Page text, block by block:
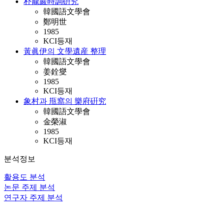
韓國語文學會
鄭明世
1985
KCI등재
黃眞伊의 文學遺産 整理
韓國語文學會
姜銓燮
1985
KCI등재
象村과 甁窩의 樂府硏究
韓國語文學會
金榮淑
1985
KCI등재
분석정보
활용도 분석
논문 주제 분석
연구자 주제 분석